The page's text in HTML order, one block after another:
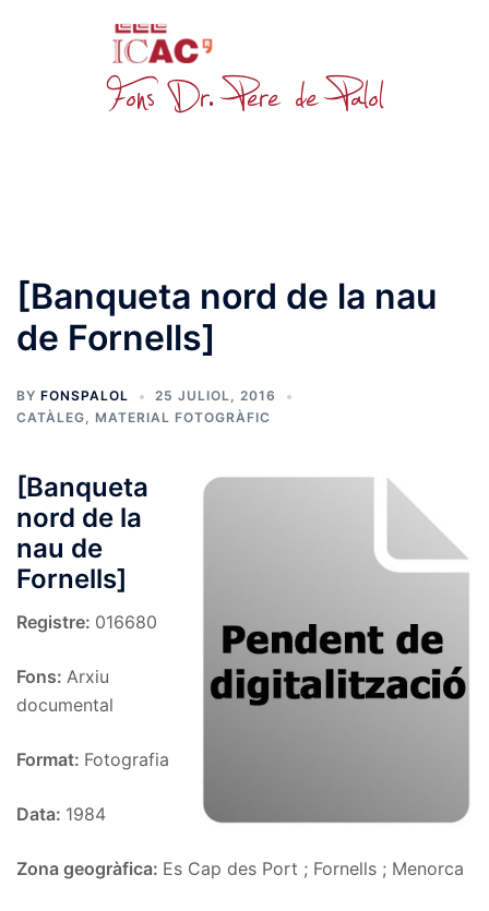
[Banqueta nord de la nau
de Fornells]
BY FONSPALOL
25 JULIOL, 2016
CATÀLEG, MATERIAL FOTOGRÀFIC
[Banqueta
nord de la
nau de
Fornells]
Registre: 016680
Fons: Arxiu
documental
Format: Fotografia
Data: 1984
Zona geogràfica: Es Cap des Port ; Fornells ; Menorca